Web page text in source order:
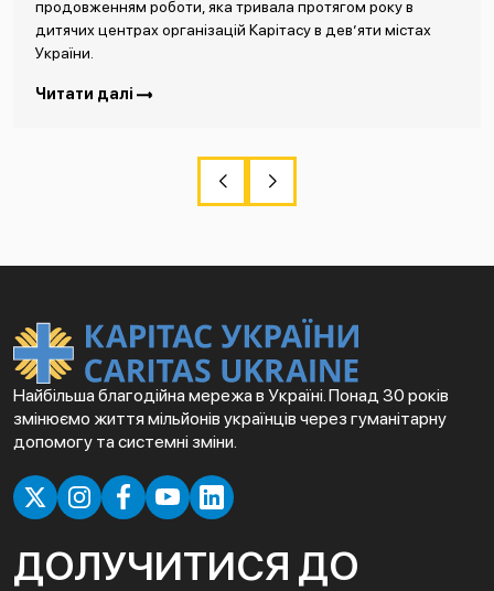
продовженням роботи, яка тривала протягом року в
дитячих центрах організацій Карітасу в дев’яти містах
України.
Читати далі
Найбільша благодійна мережа в Україні. Понад 30 років
змінюємо життя мільйонів українців через гуманітарну
допомогу та системні зміни.
ДОЛУЧИТИСЯ ДО